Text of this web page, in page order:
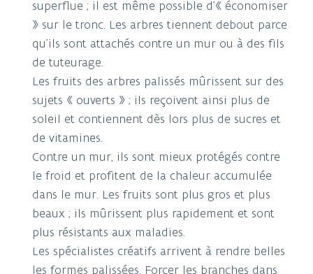
superflue ; il est même possible d’« économiser
» sur le tronc. Les arbres tiennent debout parce
qu’ils sont attachés contre un mur ou à des fils
de tuteurage.
Les fruits des arbres palissés mûrissent sur des
sujets « ouverts » ; ils reçoivent ainsi plus de
soleil et contiennent dès lors plus de sucres et
de vitamines.
Contre un mur, ils sont mieux protégés contre
le froid et profitent de la chaleur accumulée
dans le mur. Les fruits sont plus gros et plus
beaux ; ils mûrissent plus rapidement et sont
plus résistants aux maladies.
Les spécialistes créatifs arrivent à rendre belles
les formes palissées. Forcer les branches dans